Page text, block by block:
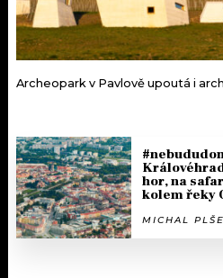
Archeopark v Pavlově upoutá i
hor, na
kolem řeky
MICHAL